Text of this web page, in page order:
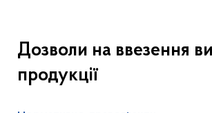
Дозволи на ввезення
продукції